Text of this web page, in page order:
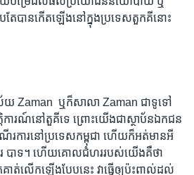
ប​តែ​បាន​កើត​ឡើង​នៅ​ក្នុង​ប្រទេស​តួកគី​នោះ​
យ​ Zaman ​ ​ឬ​ក៏​សាលា​ Zaman ​ជាទូទៅ​
តិការណ៍​នៅ​តួគី​ទេ​ ព្រោះ​យើង​ជា​ស្ថាប័ន​ឯកជន​
រការ​នៅ​ប្រទេស​កម្ពុជា​ ហើយ​ក៏​អត់​មាន​អី​
បាទ។​ ហើយ​គោល​ជំហរ​របស់​យើង​គឺ​ថា
ាត់​លើក​ឡើង​បែប​នេះ​ វា​ធ្វើ​ឲ្យ​ប៉ះពាល់​ដល់​